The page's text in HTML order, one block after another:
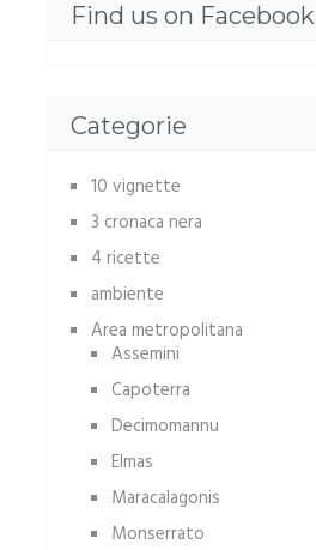
Find us on Facebook
Categorie
10 vignette
3 cronaca nera
4 ricette
ambiente
Area metropolitana
Assemini
Capoterra
Decimomannu
Elmas
Maracalagonis
Monserrato